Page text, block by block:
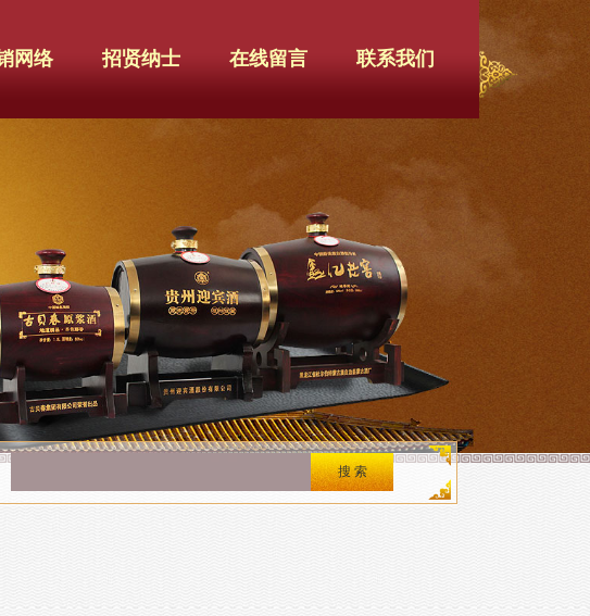
网络 招贤纳士 在线留言 联系我们